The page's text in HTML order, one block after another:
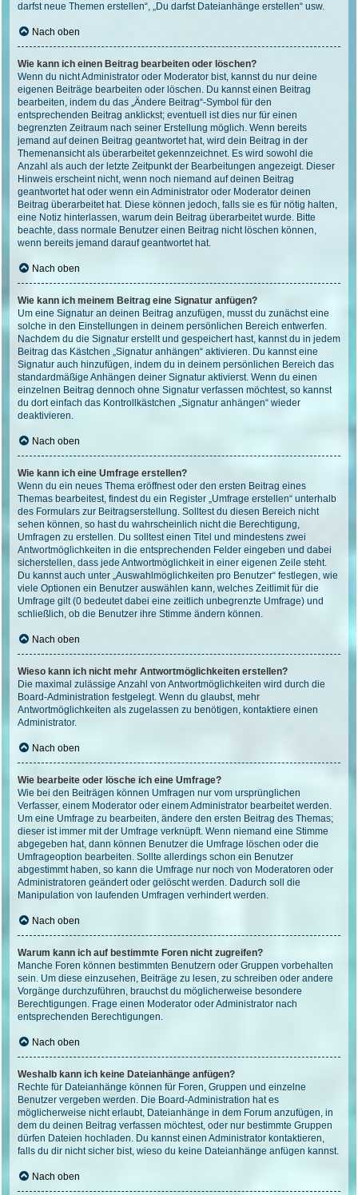
darfst neue Themen erstellen“, „Du darfst Dateianhänge erstellen“ usw.
Nach oben
Wie kann ich einen Beitrag bearbeiten oder löschen?
Wenn du nicht Administrator oder Moderator bist, kannst du nur deine
eigenen Beiträge bearbeiten oder löschen. Du kannst einen Beitrag
bearbeiten, indem du das „Ändere Beitrag“-Symbol für den
entsprechenden Beitrag anklickst; eventuell ist dies nur für einen
begrenzten Zeitraum nach seiner Erstellung möglich. Wenn bereits
jemand auf deinen Beitrag geantwortet hat, wird dein Beitrag in der
Themenansicht als überarbeitet gekennzeichnet. Es wird sowohl die
Anzahl als auch der letzte Zeitpunkt der Bearbeitungen angezeigt. Dieser
Hinweis erscheint nicht, wenn noch niemand auf deinen Beitrag
geantwortet hat oder wenn ein Administrator oder Moderator deinen
Beitrag überarbeitet hat. Diese können jedoch, falls sie es für nötig halten,
eine Notiz hinterlassen, warum dein Beitrag überarbeitet wurde. Bitte
beachte, dass normale Benutzer einen Beitrag nicht löschen können,
wenn bereits jemand darauf geantwortet hat.
Nach oben
Wie kann ich meinem Beitrag eine Signatur anfügen?
Um eine Signatur an deinen Beitrag anzufügen, musst du zunächst eine
solche in den Einstellungen in deinem persönlichen Bereich entwerfen.
Nachdem du die Signatur erstellt und gespeichert hast, kannst du in jedem
Beitrag das Kästchen „Signatur anhängen“ aktivieren. Du kannst eine
Signatur auch hinzufügen, indem du in deinem persönlichen Bereich das
standardmäßige Anhängen deiner Signatur aktivierst. Wenn du einen
einzelnen Beitrag dennoch ohne Signatur verfassen möchtest, so kannst
du dort einfach das Kontrollkästchen „Signatur anhängen“ wieder
deaktivieren.
Nach oben
Wie kann ich eine Umfrage erstellen?
Wenn du ein neues Thema eröffnest oder den ersten Beitrag eines
Themas bearbeitest, findest du ein Register „Umfrage erstellen“ unterhalb
des Formulars zur Beitragserstellung. Solltest du diesen Bereich nicht
sehen können, so hast du wahrscheinlich nicht die Berechtigung,
Umfragen zu erstellen. Du solltest einen Titel und mindestens zwei
Antwortmöglichkeiten in die entsprechenden Felder eingeben und dabei
sicherstellen, dass jede Antwortmöglichkeit in einer eigenen Zeile steht.
Du kannst auch unter „Auswahlmöglichkeiten pro Benutzer“ festlegen, wie
viele Optionen ein Benutzer auswählen kann, welches Zeitlimit für die
Umfrage gilt (0 bedeutet dabei eine zeitlich unbegrenzte Umfrage) und
schließlich, ob die Benutzer ihre Stimme ändern können.
Nach oben
Wieso kann ich nicht mehr Antwortmöglichkeiten erstellen?
Die maximal zulässige Anzahl von Antwortmöglichkeiten wird durch die
Board-Administration festgelegt. Wenn du glaubst, mehr
Antwortmöglichkeiten als zugelassen zu benötigen, kontaktiere einen
Administrator.
Nach oben
Wie bearbeite oder lösche ich eine Umfrage?
Wie bei den Beiträgen können Umfragen nur vom ursprünglichen
Verfasser, einem Moderator oder einem Administrator bearbeitet werden.
Um eine Umfrage zu bearbeiten, ändere den ersten Beitrag des Themas;
dieser ist immer mit der Umfrage verknüpft. Wenn niemand eine Stimme
abgegeben hat, dann können Benutzer die Umfrage löschen oder die
Umfrageoption bearbeiten. Sollte allerdings schon ein Benutzer
abgestimmt haben, so kann die Umfrage nur noch von Moderatoren oder
Administratoren geändert oder gelöscht werden. Dadurch soll die
Manipulation von laufenden Umfragen verhindert werden.
Nach oben
Warum kann ich auf bestimmte Foren nicht zugreifen?
Manche Foren können bestimmten Benutzern oder Gruppen vorbehalten
sein. Um diese einzusehen, Beiträge zu lesen, zu schreiben oder andere
Vorgänge durchzuführen, brauchst du möglicherweise besondere
Berechtigungen. Frage einen Moderator oder Administrator nach
entsprechenden Berechtigungen.
Nach oben
Weshalb kann ich keine Dateianhänge anfügen?
Rechte für Dateianhänge können für Foren, Gruppen und einzelne
Benutzer vergeben werden. Die Board-Administration hat es
möglicherweise nicht erlaubt, Dateianhänge in dem Forum anzufügen, in
dem du deinen Beitrag verfassen möchtest, oder nur bestimmte Gruppen
dürfen Dateien hochladen. Du kannst einen Administrator kontaktieren,
falls du dir nicht sicher bist, wieso du keine Dateianhänge anfügen kannst.
Nach oben